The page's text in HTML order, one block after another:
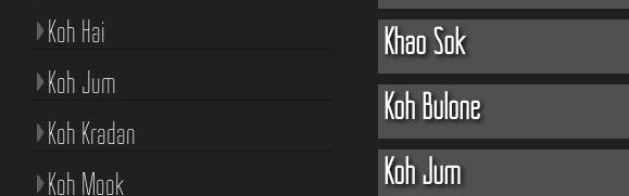
Khao Sok
Koh Bulone
Koh Jum
Koh Hai
Koh Jum
Koh Kradan
Koh Mook